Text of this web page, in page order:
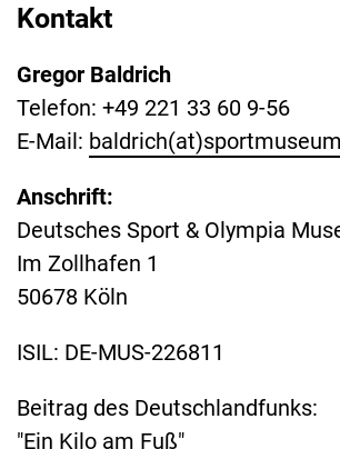
Kontakt
Gregor Baldrich
Telefon: +49 221 33 60 9-56
E-Mail:
Anschrift:
Deutsches Sport & Olympia
Im Zollhafen 1
50678 Köln
ISIL: DE-MUS-226811
Beitrag des Deutschlandfunks:
"Ein Kilo am Fuß"